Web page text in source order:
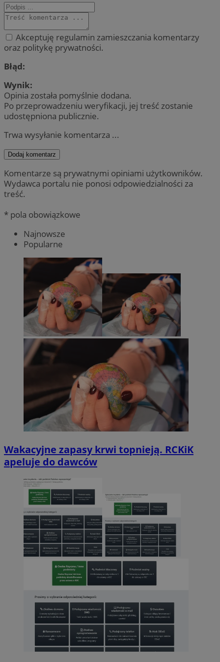
Akceptuję regulamin zamieszczania komentarzy
oraz politykę prywatności.
Błąd:
Wynik:
Opinia została pomyślnie dodana.
Po przeprowadzeniu weryfikacji, jej treść zostanie
udostępniona publicznie.
Trwa wysyłanie komentarza ...
Dodaj komentarz
Komentarze są prywatnymi opiniami użytkowników.
Wydawca portalu nie ponosi odpowiedzialności za
treść.
* pola obowiązkowe
Najnowsze
Popularne
Wakacyjne zapasy krwi topnieją. RCKiK
apeluje do dawców